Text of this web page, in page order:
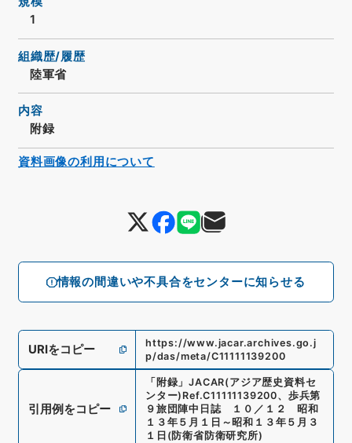
情報の間違いや不具合をセンターに知らせる
1
組織歴/履歴
陸軍省
内容
附録
URIをコピー
https://www.jacar.archives.go.j
p/das/meta/C11111139200
引用例をコピー
「 附録 」JACAR(アジア歴史資料セ
ンター) Ref.C11111139200、 歩兵第
９旅団陣中日誌 １０／１２ 昭和
１３年５月１日～昭和１３年５月３
１日 (防衛省防衛研究所)
資料画像の利用について